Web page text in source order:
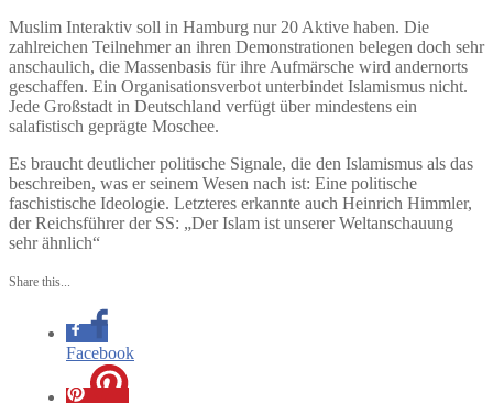
Muslim Interaktiv soll in Hamburg nur 20 Aktive haben. Die
zahlreichen Teilnehmer an ihren Demonstrationen belegen doch sehr
anschaulich, die Massenbasis für ihre Aufmärsche wird andernorts
geschaffen. Ein Organisationsverbot unterbindet Islamismus nicht.
Jede Großstadt in Deutschland verfügt über mindestens ein
salafistisch geprägte Moschee.
Es braucht deutlicher politische Signale, die den Islamismus als das
beschreiben, was er seinem Wesen nach ist: Eine politische
faschistische Ideologie. Letzteres erkannte auch Heinrich Himmler,
der Reichsführer der SS: „Der Islam ist unserer Weltanschauung
sehr ähnlich“
Share this...
Facebook